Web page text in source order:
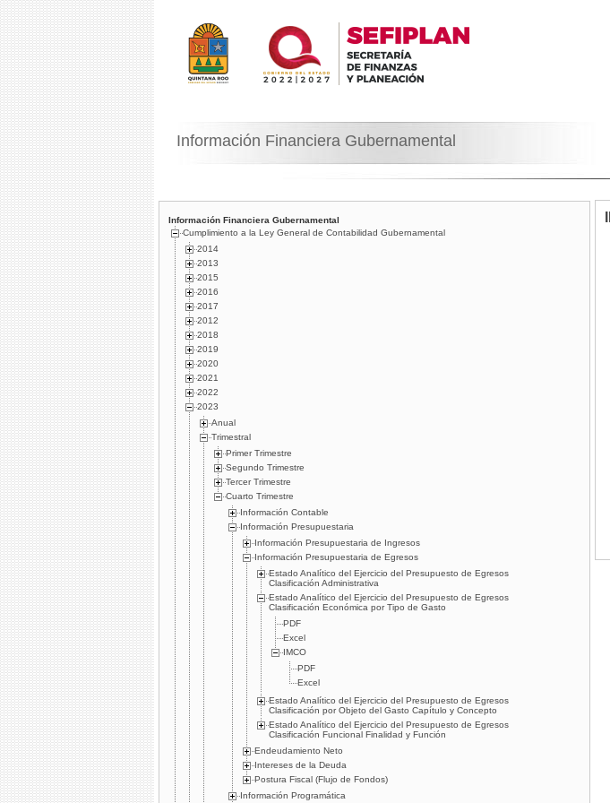
Información Financiera Gubernamental
Información Financiera Gubernamental
Cumplimiento a la Ley General de Contabilidad Gubernamental
2014
2013
2015
2016
2017
2012
2018
2019
2020
2021
2022
2023
Anual
Trimestral
Primer Trimestre
Segundo Trimestre
Tercer Trimestre
Cuarto Trimestre
Información Contable
Información Presupuestaria
Información Presupuestaria de Ingresos
Información Presupuestaria de Egresos
Estado Analítico del Ejercicio del Presupuesto de Egresos
Clasificación Administrativa
Estado Analítico del Ejercicio del Presupuesto de Egresos
Clasificación Económica por Tipo de Gasto
PDF
Excel
IMCO
PDF
Excel
Estado Analítico del Ejercicio del Presupuesto de Egresos
Clasificación por Objeto del Gasto Capítulo y Concepto
Estado Analítico del Ejercicio del Presupuesto de Egresos
Clasificación Funcional Finalidad y Función
Endeudamiento Neto
Intereses de la Deuda
Postura Fiscal (Flujo de Fondos)
Información Programática